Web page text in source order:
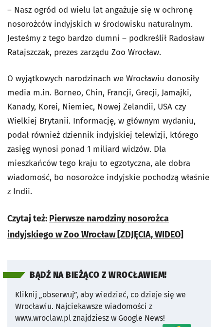
– Nasz ogród od wielu lat angażuje się w ochronę
nosorożców indyjskich w środowisku naturalnym.
Jesteśmy z tego bardzo dumni – podkreślił Radosław
Ratajszczak, prezes zarządu Zoo Wrocław.
O wyjątkowych narodzinach we Wrocławiu donosiły
media m.in. Borneo, Chin, Francji, Grecji, Jamajki,
Kanady, Korei, Niemiec, Nowej Zelandii, USA czy
Wielkiej Brytanii. Informację, w głównym wydaniu,
podał również dziennik indyjskiej telewizji, którego
zasięg wynosi ponad 1 miliard widzów. Dla
mieszkańców tego kraju to egzotyczna, ale dobra
wiadomość, bo nosorożce indyjskie pochodzą właśnie
z Indii.
Czytaj też: Pierwsze narodziny nosorożca
indyjskiego w Zoo Wrocław [ZDJĘCIA, WIDEO]
BĄDŹ NA BIEŻĄCO Z WROCŁAWIEM!
Kliknij „obserwuj”, aby wiedzieć, co dzieje się we
Wrocławiu. Najciekawsze wiadomości z
www.wroclaw.pl znajdziesz w Google News!